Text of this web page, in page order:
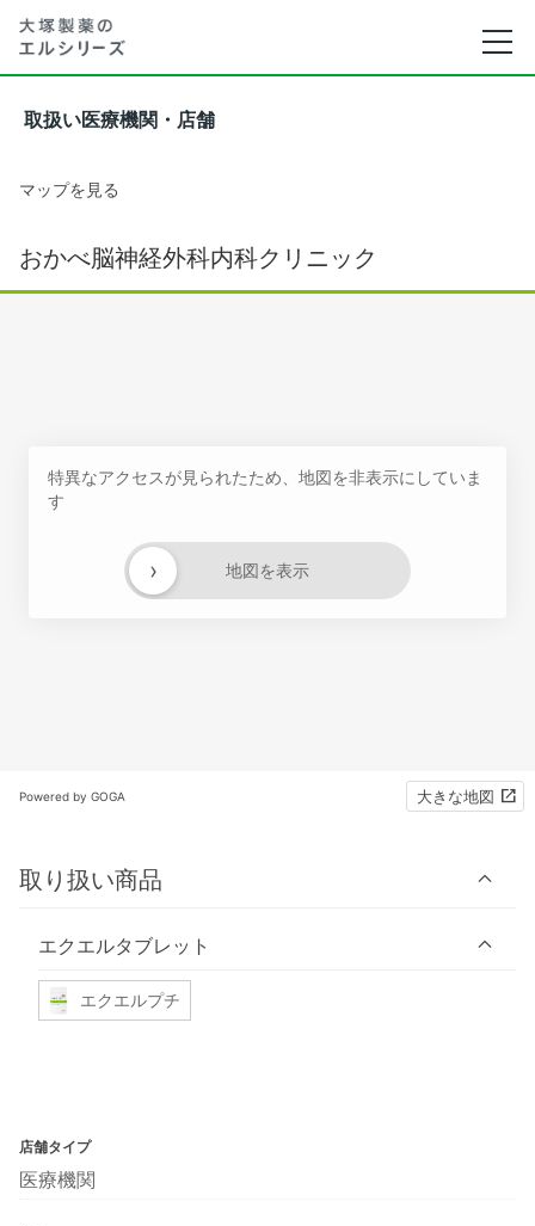
取扱い医療機関・店舗
マップを見る
おかべ脳神経外科内科クリニック
特異なアクセスが見られたため、地図を非表示にしていま
す
地図を表示
›
Powered by GOGA 大きな地図
取り扱い商品
エクエルタブレット
エクエルプチ
店舗タイプ
医療機関